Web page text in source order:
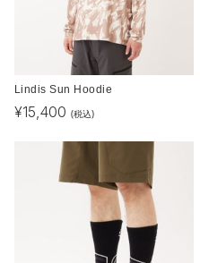
Lindis Sun Hoodie
¥15,400 (税込)